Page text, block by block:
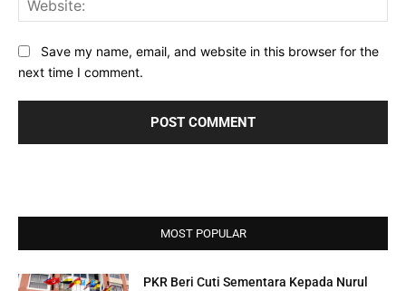
Save my name, email, and website in this browser for the
next time I comment.
MOST POPULAR
PKR Beri Cuti Sementara Kepada Nurul